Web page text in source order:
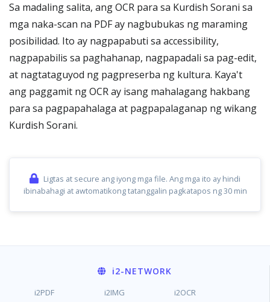
Sa madaling salita, ang OCR para sa Kurdish Sorani sa
mga naka-scan na PDF ay nagbubukas ng maraming
posibilidad. Ito ay nagpapabuti sa accessibility,
nagpapabilis sa paghahanap, nagpapadali sa pag-edit,
at nagtataguyod ng pagpreserba ng kultura. Kaya't
ang paggamit ng OCR ay isang mahalagang hakbang
para sa pagpapahalaga at pagpapalaganap ng wikang
Kurdish Sorani.
Ligtas at secure ang iyong mga file. Ang mga ito ay hindi
ibinabahagi at awtomatikong tatanggalin pagkatapos ng 30 min
i2-NETWORK
i2PDF i2IMG i2OCR